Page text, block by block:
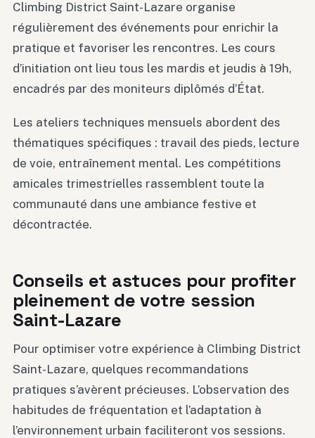
Climbing District Saint-Lazare organise
régulièrement des événements pour enrichir la
pratique et favoriser les rencontres. Les cours
d’initiation ont lieu tous les mardis et jeudis à 19h,
encadrés par des moniteurs diplômés d’État.
Les ateliers techniques mensuels abordent des
thématiques spécifiques : travail des pieds, lecture
de voie, entraînement mental. Les compétitions
amicales trimestrielles rassemblent toute la
communauté dans une ambiance festive et
décontractée.
Conseils et astuces pour profiter
pleinement de votre session
Saint-Lazare
Pour optimiser votre expérience à Climbing District
Saint-Lazare, quelques recommandations
pratiques s’avèrent précieuses. L’observation des
habitudes de fréquentation et l’adaptation à
l’environnement urbain faciliteront vos sessions.